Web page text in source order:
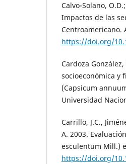
Calvo-Solano,
Impactos de las
Centroamericano.
https://doi.org/
Cardoza
socioeconómica y
(Capsicum
Universidad
Carrillo, J.C.,
A. 2003.
esculentum Mill.)
https://doi.org/